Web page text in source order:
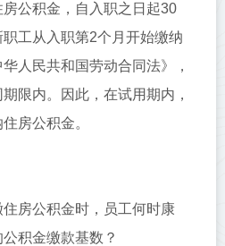
公积金，自入职之日起30
工从入职第2个月开始缴纳
人民共和国劳动合同法》，
限内。因此，在试用期内，
房公积金。
房公积金时，员工何时康
积金缴款基数？